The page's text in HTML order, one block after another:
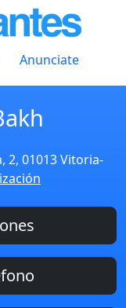
Anunciate
2, 01013 Vitoria-